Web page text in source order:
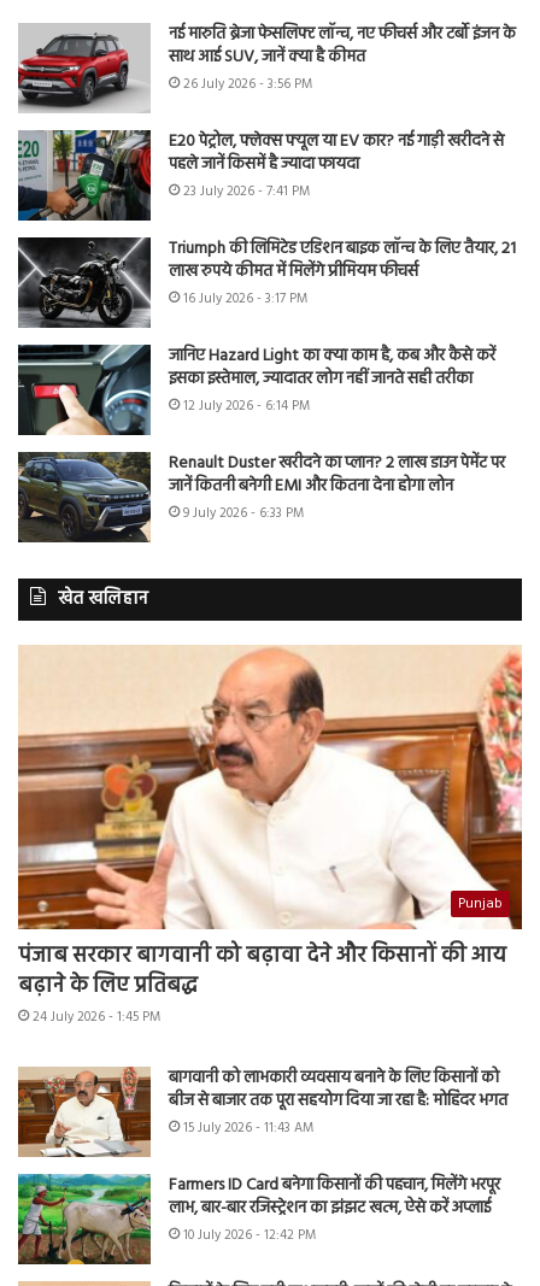
नई मारुति ब्रेजा फेसलिफ्ट लॉन्च, नए फीचर्स और टर्बो इंजन के
साथ आई SUV, जानें क्या है कीमत
26 July 2026 - 3:56 PM
E20 पेट्रोल, फ्लेक्स फ्यूल या EV कार? नई गाड़ी खरीदने से
पहले जानें किसमें है ज्यादा फायदा
23 July 2026 - 7:41 PM
Triumph की लिमिटेड एडिशन बाइक लॉन्च के लिए तैयार, 21
लाख रुपये कीमत में मिलेंगे प्रीमियम फीचर्स
16 July 2026 - 3:17 PM
जानिए Hazard Light का क्या काम है, कब और कैसे करें
इसका इस्तेमाल, ज्यादातर लोग नहीं जानते सही तरीका
12 July 2026 - 6:14 PM
Renault Duster खरीदने का प्लान? 2 लाख डाउन पेमेंट पर
जानें कितनी बनेगी EMI और कितना देना होगा लोन
9 July 2026 - 6:33 PM
खेत खलिहान
Punjab
पंजाब सरकार बागवानी को बढ़ावा देने और किसानों की आय
बढ़ाने के लिए प्रतिबद्ध
24 July 2026 - 1:45 PM
बागवानी को लाभकारी व्यवसाय बनाने के लिए किसानों को
बीज से बाजार तक पूरा सहयोग दिया जा रहा है: मोहिंदर भगत
15 July 2026 - 11:43 AM
Farmers ID Card बनेगा किसानों की पहचान, मिलेंगे भरपूर
लाभ, बार-बार रजिस्ट्रेशन का झंझट खत्म, ऐसे करें अप्लाई
10 July 2026 - 12:42 PM